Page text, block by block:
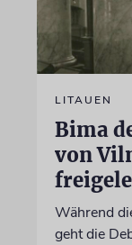
LITAUEN
Bima
von
Während
geht die